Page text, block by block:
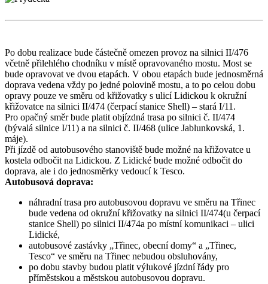
Po dobu realizace bude částečně omezen provoz na silnici II/476
včetně přilehlého chodníku v místě opravovaného mostu. Most se
bude opravovat ve dvou etapách. V obou etapách bude jednosměrná
doprava vedena vždy po jedné polovině mostu, a to po celou dobu
opravy pouze ve směru od křižovatky s ulicí Lidickou k okružní
křižovatce na silnici II/474 (čerpací stanice Shell) – stará I/11.
Pro opačný směr bude platit objízdná trasa po silnici č. II/474
(bývalá silnice I/11) a na silnici č. II/468 (ulice Jablunkovská, 1.
máje).
Při jízdě od autobusového stanoviště bude možné na křižovatce u
kostela odbočit na Lidickou. Z Lidické bude možné odbočit do
doprava, ale i do jednosměrky vedoucí k Tesco.
Autobusová doprava:
náhradní trasa pro autobusovou dopravu ve směru na Třinec
bude vedena od okružní křižovatky na silnici II/474(u čerpací
stanice Shell) po silnici II/474a po místní komunikaci – ulici
Lidické,
autobusové zastávky „Třinec, obecní domy“ a „Třinec,
Tesco“ ve směru na Třinec nebudou obsluhovány,
po dobu stavby budou platit výlukové jízdní řády pro
příměstskou a městskou autobusovou dopravu.